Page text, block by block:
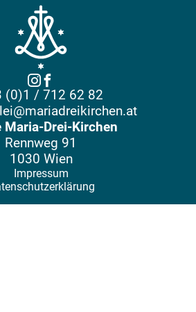
(0)1 / 712 62 82
Maria-Drei-Kirchen
Rennweg 91
1030 Wien
Impressum